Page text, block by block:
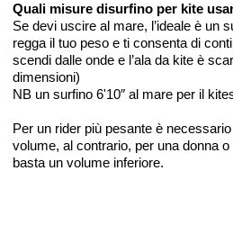
Quali misure disurfino per kite
Se devi uscire al mare, l’ideale è un
regga il tuo peso e ti consenta di
scendi dalle onde e l’ala da kite è
dimensioni)
NB un surfino 6'10″ al mare per il
Per un rider più pesante è
volume, al contrario, per una donna
basta un volume inferiore.